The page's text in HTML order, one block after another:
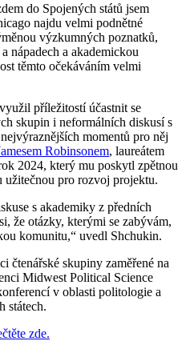
do Spojených států jsem
najdu velmi podnětné
výzkumných poznatků,
nápadech a akademickou
těmto očekáváním velmi
příležitostí účastnit se
skupin i neformálních diskusí s
momentů pro něj
Robinsonem, laureátem
2024, který mu poskytl zpětnou
užitečnou pro rozvoj projektu.
s akademiky z předních
že otázky, kterými se zabývám,
komunitu,“ uvedl Shchukin.
čtenářské skupiny zaměřené na
Midwest Political Science
v oblasti politologie a
státech.
zde.